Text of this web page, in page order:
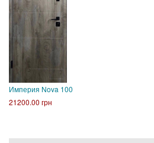
Империя Nova 100
21200.00 грн